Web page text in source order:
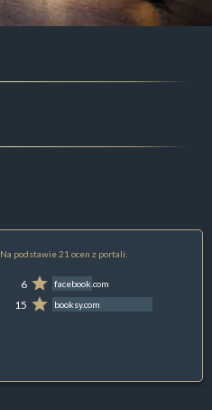
Na podstawie 21 ocen z portali:
6 facebook.com
15 booksy.com